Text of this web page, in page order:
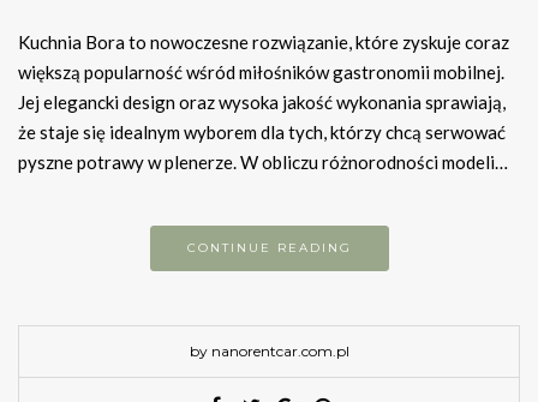
Kuchnia Bora to nowoczesne rozwiązanie, które zyskuje coraz
większą popularność wśród miłośników gastronomii mobilnej.
Jej elegancki design oraz wysoka jakość wykonania sprawiają,
że staje się idealnym wyborem dla tych, którzy chcą serwować
pyszne potrawy w plenerze. W obliczu różnorodności modeli…
CONTINUE READING
by nanorentcar.com.pl